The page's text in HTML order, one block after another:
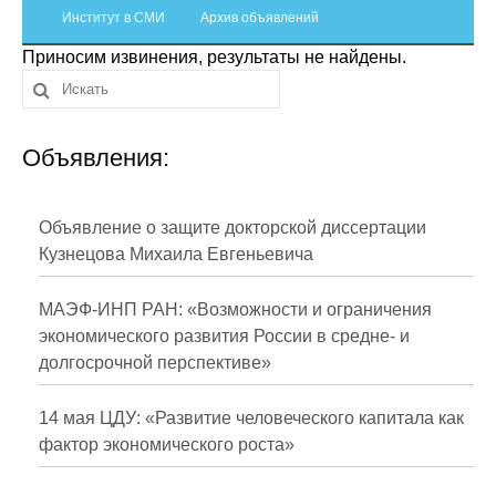
Отчетность
Противодействие коррупции
Материалы для СМИ
Публикации
Научная жизнь
Проблемы прогнозирования
О журнале
Номера журналов
Институт в СМИ Архив объявлений
Приносим извинения, результаты не найдены.
Объявления:
Объявление о защите докторской диссертации
Кузнецова Михаила Евгеньевича
МАЭФ-ИНП РАН: «Возможности и ограничения
экономического развития России в средне- и
долгосрочной перспективе»
14 мая ЦДУ: «Развитие человеческого капитала как
фактор экономического роста»